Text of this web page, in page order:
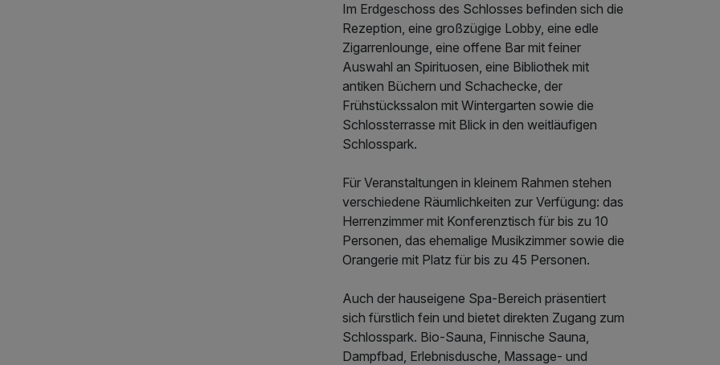
Im Erdgeschoss des Schlosses befinden sich die
Rezeption, eine großzügige Lobby, eine edle
Zigarrenlounge, eine offene Bar mit feiner
Auswahl an Spirituosen, eine Bibliothek mit
antiken Büchern und Schachecke, der
Frühstückssalon mit Wintergarten sowie die
Schlossterrasse mit Blick in den weitläufigen
Schlosspark.
Für Veranstaltungen in kleinem Rahmen stehen
verschiedene Räumlichkeiten zur Verfügung: das
Herrenzimmer mit Konferenztisch für bis zu 10
Personen, das ehemalige Musikzimmer sowie die
Orangerie mit Platz für bis zu 45 Personen.
Auch der hauseigene Spa-Bereich präsentiert
sich fürstlich fein und bietet direkten Zugang zum
Schlosspark. Bio-Sauna, Finnische Sauna,
Dampfbad, Erlebnisdusche, Massage- und